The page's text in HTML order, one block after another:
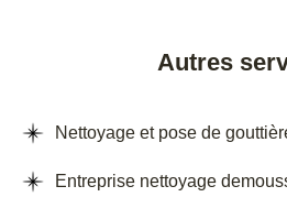
Autres
Nettoyage et pose de
Entreprise nettoyage